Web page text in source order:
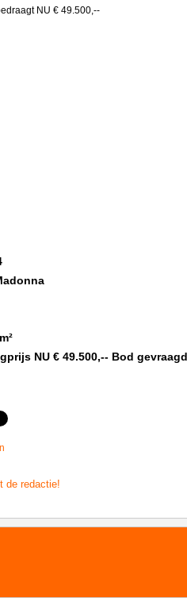
NU € 49.500,--
NU € 49.500,-- Bod gevraagd
de redactie!